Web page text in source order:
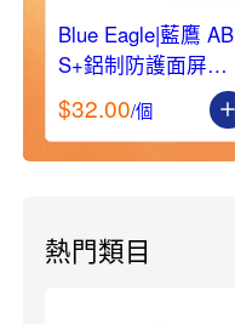
Blue Eagle|藍鷹 AB
S+鋁制防護面屏支
架 (適配FC系列面
屏) A3
$32.00/個
熱門類目